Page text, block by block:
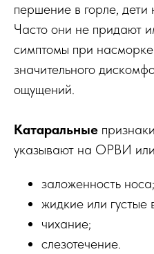
першение в горле, дети
Часто они не придают
симптомы при
значительного
ощущений.
Катаральные
указывают на ОРВИ
заложенность носа;
жидкие или густые
чихание;
слезотечение.